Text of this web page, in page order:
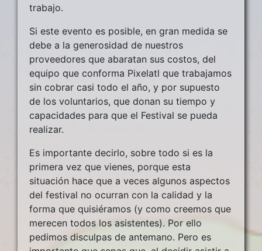
trabajo.
Si este evento es posible, en gran medida se
debe a la generosidad de nuestros
proveedores que abaratan sus costos, del
equipo que conforma Pixelatl que trabajamos
sin cobrar casi todo el año, y por supuesto
de los voluntarios, que donan su tiempo y
capacidades para que el Festival se pueda
realizar.
Es importante decirlo, sobre todo si es la
primera vez que vienes, porque esta
situación hace que a veces algunos aspectos
del festival no ocurran con la calidad y la
forma que quisiéramos (y como creemos que
merecen todos los asistentes). Por ello
pedimos disculpas de antemano. Pero es